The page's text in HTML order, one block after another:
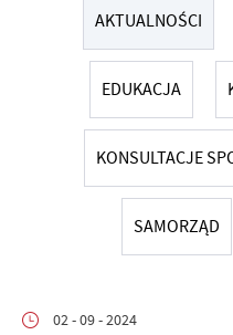
AKTUALNOŚCI
EDUKACJA
KONSULTACJE
SAMORZĄD
02 - 09 - 2024